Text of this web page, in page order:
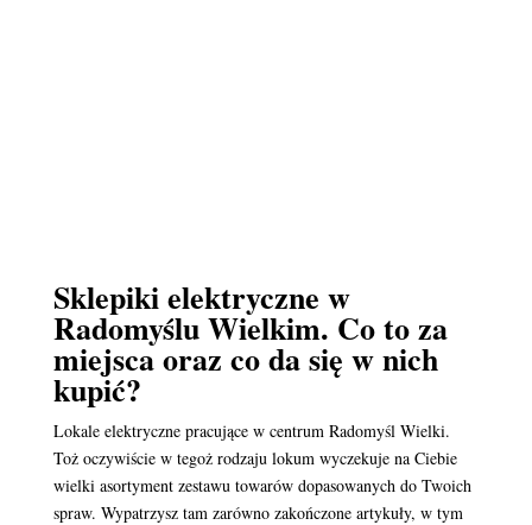
Sklepiki elektryczne w
Radomyślu Wielkim. Co to za
miejsca oraz co da się w nich
kupić?
Lokale elektryczne pracujące w centrum Radomyśl Wielki.
Toż oczywiście w tegoż rodzaju lokum wyczekuje na Ciebie
wielki asortyment zestawu towarów dopasowanych do Twoich
spraw. Wypatrzysz tam zarówno zakończone artykuły, w tym